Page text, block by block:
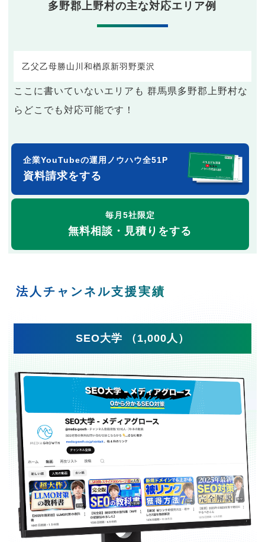
多野郡上野村の主な対応エリア例
乙父乙母勝山 川和楢原新羽野栗沢
ここに書いていないエリアも 群馬県多野郡上野村な
らどこでも対応可能です！
企業YouTubeの運用ノウハウ全51P
資料請求をする
毎月5社限定
無料相談・見積りをする
法人チャンネル支援実績
SEO大学 （1,000人）